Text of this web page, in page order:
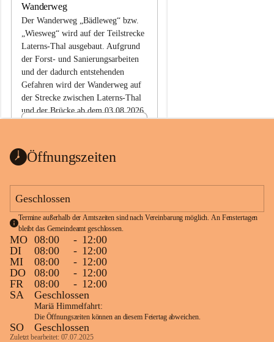
Wanderweg
Der Wanderweg „Bädleweg“ bzw.
„Wiesweg“ wird auf der Teilstrecke
Laterns-Thal ausgebaut. Aufgrund
der Forst- und Sanierungsarbeiten
und der dadurch entstehenden
Gefahren wird der Wanderweg auf
der Strecke zwischen Laterns-Thal
und der Brücke ab dem 03.08.2026
ht
1 Seite•0,1 MB
Öffnungszeiten
Geschlossen
Termine außerhalb der Amtszeiten sind nach Vereinbarung möglich. An Fenstertagen
bleibt das Gemeindeamt geschlossen.
MO 08:00 - 12:00
DI
08:00 - 12:00
MI
08:00 - 12:00
DO
08:00 - 12:00
FR
08:00 - 12:00
SA
Geschlossen
Mariä Himmelfahrt:
Die Öffnungszeiten können an diesem Feiertag abweichen.
SO Geschlossen
Zuletzt bearbeitet: 07.07.2025